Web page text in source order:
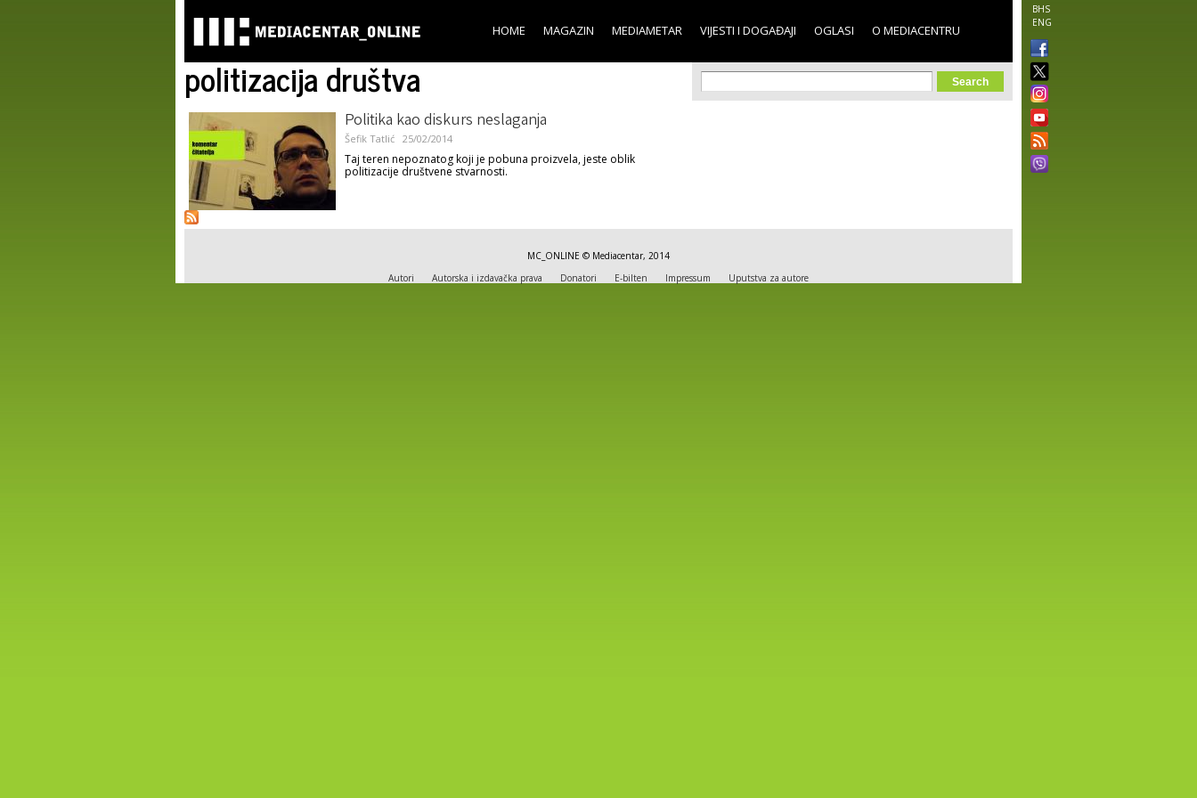
main
content
BHS
ENG
HOME MAGAZIN MEDIAMETAR VIJESTI I DOGAĐAJI OGLASI O MEDIACENTRU
politizacija društva
Politika kao diskurs neslaganja
Šefik Tatlić 25/02/2014
Taj teren nepoznatog koji je pobuna proizvela, jeste oblik
politizacije društvene stvarnosti.
Search form
Search
MC_ONLINE © Mediacentar, 2014
Autori
Autorska i izdavačka prava Donatori E-bilten Impressum Uputstva za autore